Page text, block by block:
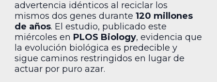
advertencia idénticos al reciclar los
mismos dos genes durante 120 millones
de años. El estudio, publicado este
miércoles en PLOS Biology, evidencia que
la evolución biológica es predecible y
sigue caminos restringidos en lugar de
actuar por puro azar.